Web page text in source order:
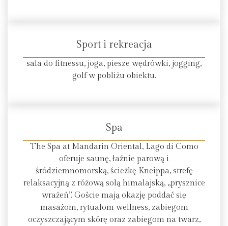
Sport i rekreacja
sala do fitnessu, joga, piesze wędrówki, jogging,
golf w pobliżu obiektu.
Spa
The Spa at Mandarin Oriental, Lago di Como
oferuje saunę, łaźnie parową i
śródziemnomorską, ścieżkę Kneippa, strefę
relaksacyjną z różową solą himalajską, „prysznice
wrażeń”. Goście mają okazję poddać się
masażom, rytuałom wellness, zabiegom
oczyszczającym skórę oraz zabiegom na twarz,